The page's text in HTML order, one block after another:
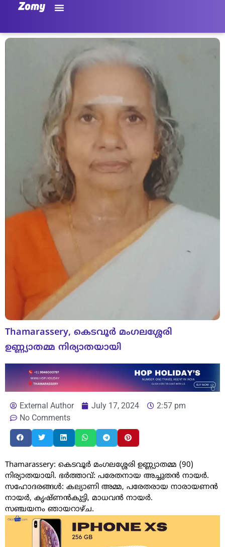
Thamarassery, കെടവൂർ മംഗലശ്ശേരി
ഉണ്ണ്യാതമ്മ നിര്യാതയായി
External Author July 17, 2024
2:57 pm
No Comments
Thamarassery: കെടവൂർ മംഗലശ്ശേരി ഉണ്ണ്യാതമ്മ (90)
നിര്യാതയായി. ഭർത്താവ്: പരേതനായ അച്ചുതൻ നായർ.
സഹോദരങ്ങൾ: കല്യാണി അമ്മ, പരേതരായ നാരായണൻ
നായർ, കൃഷ്ണൻകുട്ടി, മാധവൻ നായർ.
സഞ്ചയനം ഞായറാഴ്ച.